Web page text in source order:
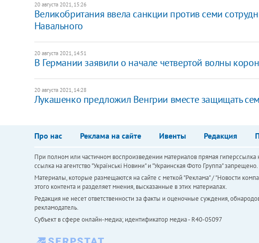
20 августа 2021, 15:26
Великобритания ввела санкции против семи
Навального
20 августа 2021, 14:51
В Германии заявили о начале четвертой волны
20 августа 2021, 14:28
Лукашенко предложил Венгрии вместе защищать
Про нас Реклама на сайте Ивенты Редакция
При полном или частичном воспроизведении материалов прямая
ссылка на агентство "Українськi Новини" и "Украинская Фото Группа" запрещено.
Материалы, которые размещаются на сайте с меткой "Реклама" / "Новости
этого контента и разделяет мнения, высказанные в этих материалах.
Редакция не несет ответственности за факты и оценочные суждения,
рекламодатель.
Субъект в сфере онлайн-медиа; идентификатор медиа - R40-05097